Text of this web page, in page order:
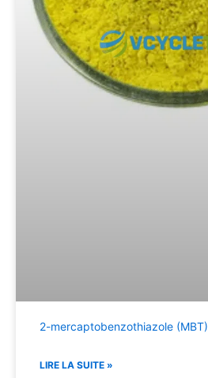
2-mercaptobenzothiazole (MBT)
LIRE LA SUITE »